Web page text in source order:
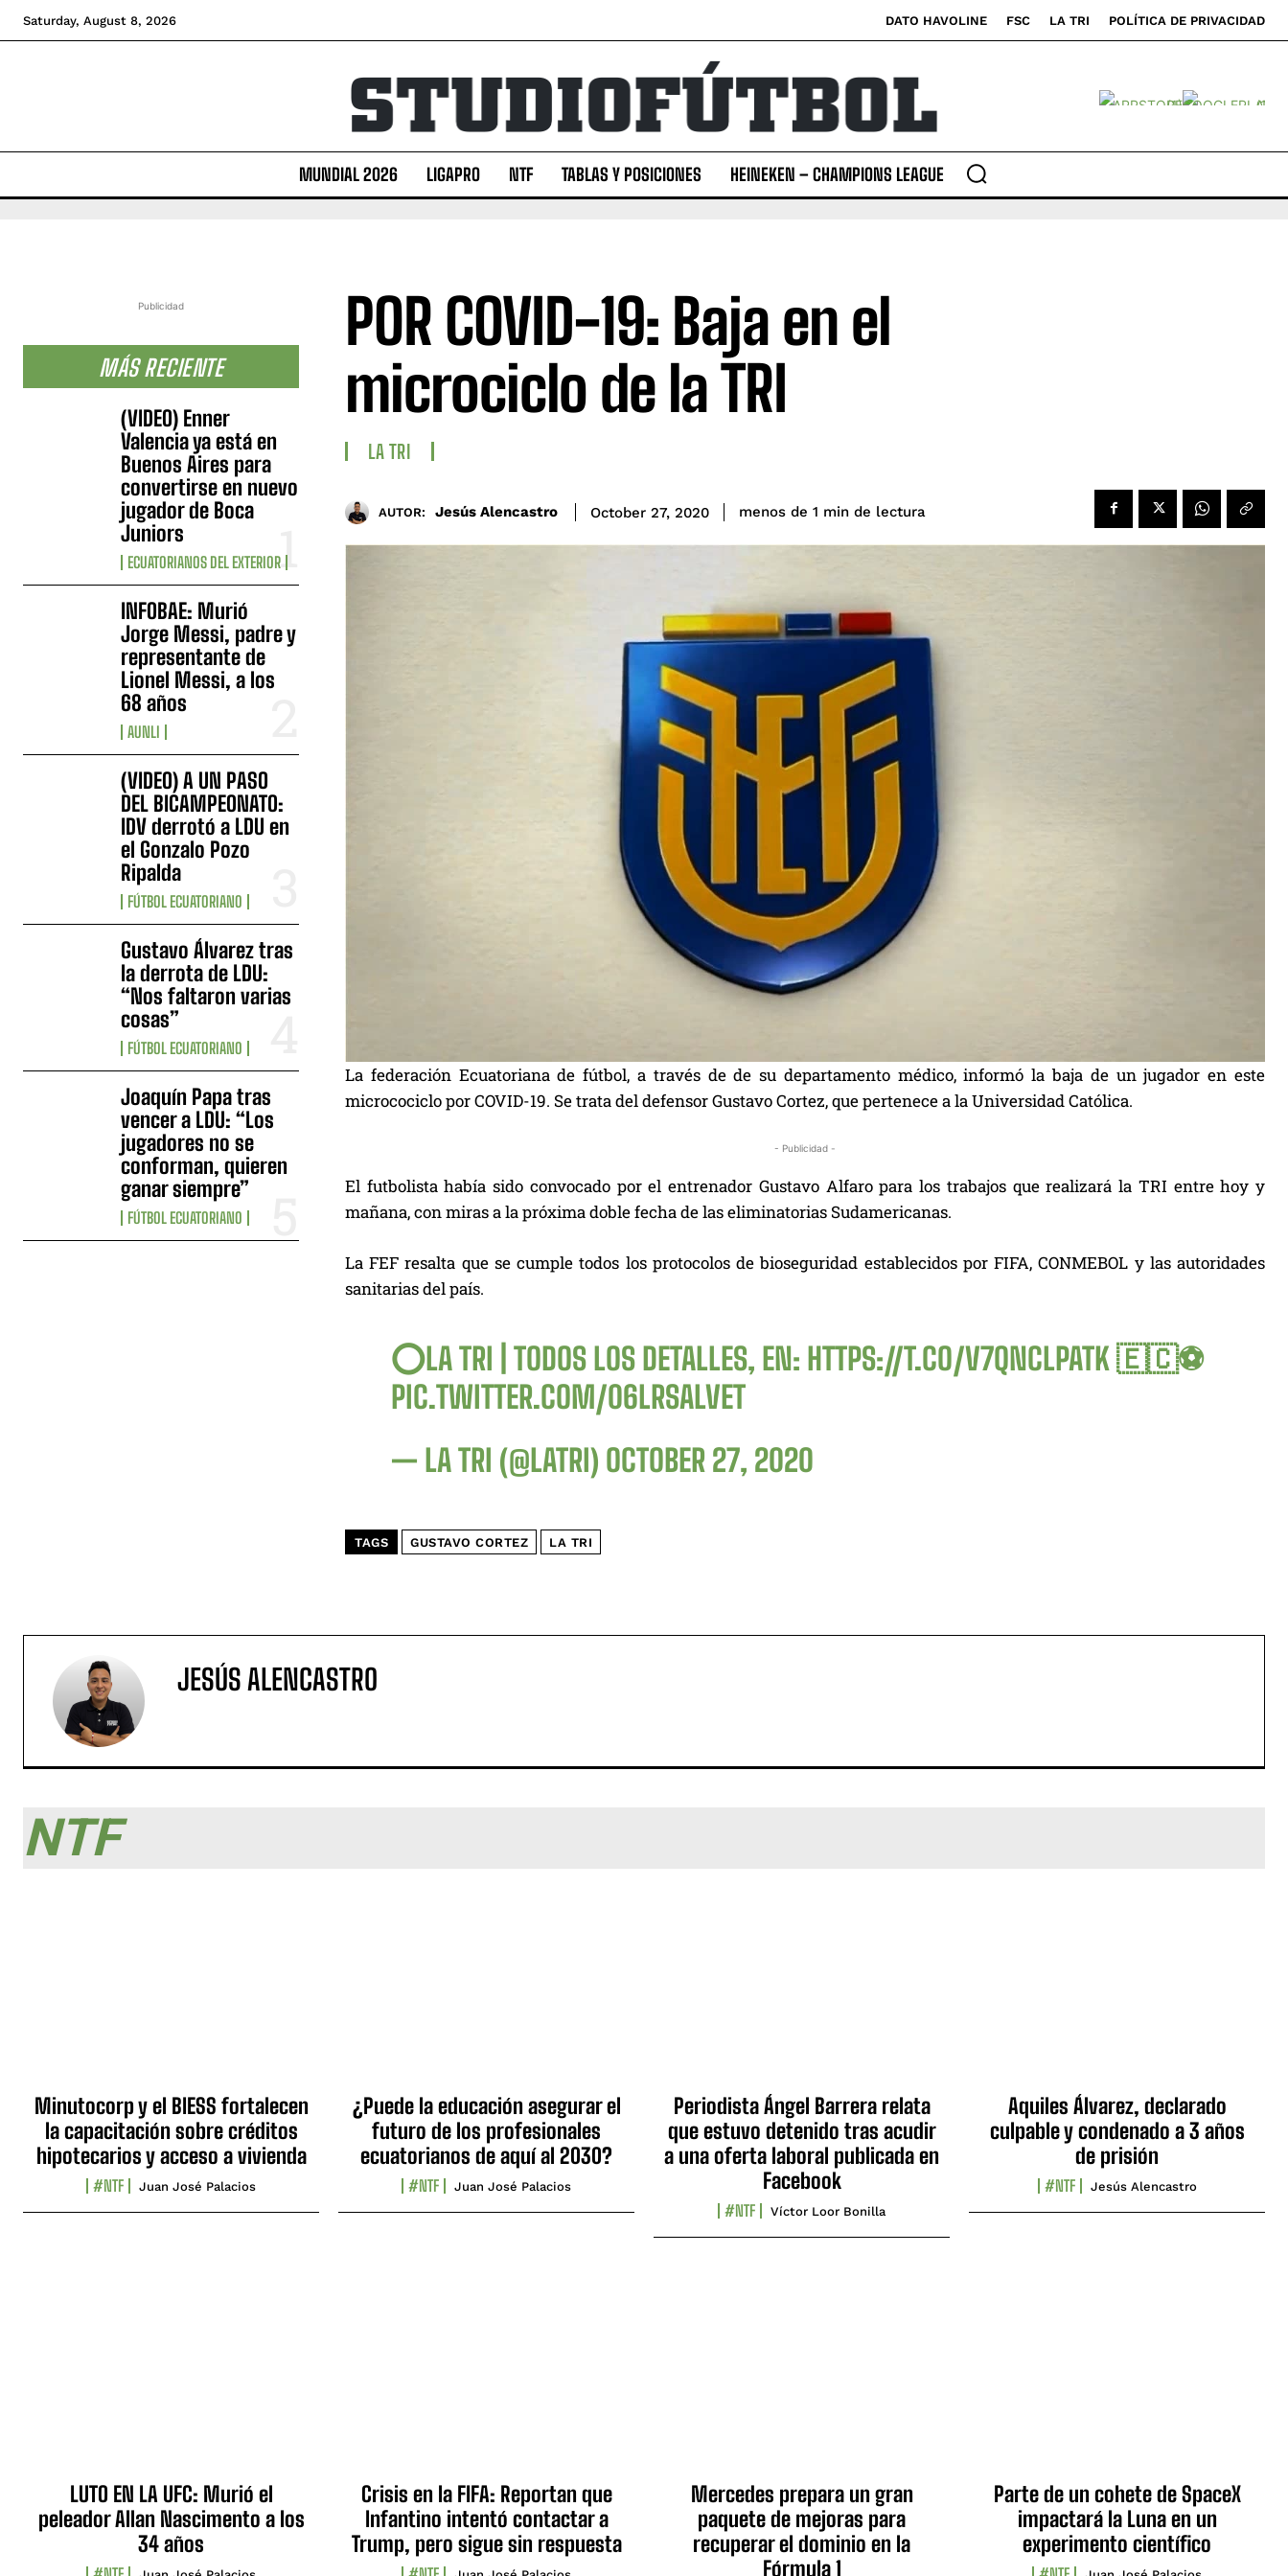
Saturday, August 8, 2026 DATO HAVOLINE FSC LA TRI POLÍTICA DE PRIVACIDAD
MUNDIAL 2026 LIGAPRO NTF TABLAS Y POSICIONES HEINEKEN – CHAMPIONS LEAGUE
Publicidad
MÁS RECIENTE
(VIDEO) Enner
Valencia ya está en
Buenos Aires para
convertirse en nuevo
jugador de Boca
Juniors
ECUATORIANOS DEL EXTERIOR
INFOBAE: Murió
Jorge Messi, padre y
representante de
Lionel Messi, a los
68 años
AUNLI
(VIDEO) A UN PASO
DEL BICAMPEONATO:
IDV derrotó a LDU en
el Gonzalo Pozo
Ripalda
FÚTBOL ECUATORIANO
Gustavo Álvarez tras
la derrota de LDU:
“Nos faltaron varias
cosas”
FÚTBOL ECUATORIANO
Joaquín Papa tras
vencer a LDU: “Los
jugadores no se
conforman, quieren
ganar siempre”
FÚTBOL ECUATORIANO
POR COVID-19: Baja en el
microciclo de la TRI
LA TRI
AUTOR: Jesús Alencastro October 27, 2020 menos de 1 min de lectura
La federación Ecuatoriana de fútbol, a través de de su departamento médico, informó la baja de un jugador en este
microcociclo por COVID-19. Se trata del defensor Gustavo Cortez, que pertenece a la Universidad Católica.
- Publicidad -
El futbolista había sido convocado por el entrenador Gustavo Alfaro para los trabajos que realizará la TRI entre hoy y
mañana, con miras a la próxima doble fecha de las eliminatorias Sudamericanas.
La FEF resalta que se cumple todos los protocolos de bioseguridad establecidos por FIFA, CONMEBOL y las autoridades
sanitarias del país.
⭕️LA TRI | TODOS LOS DETALLES, EN: HTTPS://T.CO/V7QNCLPATK 🇪🇨⚽️
PIC.TWITTER.COM/06LRSALVET
— LA TRI (@LATRI) OCTOBER 27, 2020
TAGS GUSTAVO CORTEZ LA TRI
JESÚS ALENCASTRO
NTF
Minutocorp y el BIESS fortalecen
la capacitación sobre créditos
hipotecarios y acceso a vivienda
#NTF Juan José Palacios
¿Puede la educación asegurar el
futuro de los profesionales
ecuatorianos de aquí al 2030?
#NTF Juan José Palacios
Periodista Ángel Barrera relata
que estuvo detenido tras acudir
a una oferta laboral publicada en
Facebook
#NTF Víctor Loor Bonilla
Aquiles Álvarez, declarado
culpable y condenado a 3 años
de prisión
#NTF Jesús Alencastro
LUTO EN LA UFC: Murió el
peleador Allan Nascimento a los
34 años
Crisis en la FIFA: Reportan que
Infantino intentó contactar a
Trump, pero sigue sin respuesta
Mercedes prepara un gran
paquete de mejoras para
recuperar el dominio en la
Fórmula 1
Parte de un cohete de SpaceX
impactará la Luna en un
experimento científico